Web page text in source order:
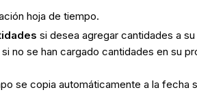
hoja de tiempo.
si desea agregar cantidades a
no se han cargado cantidades en su
se copia automáticamente a la fecha